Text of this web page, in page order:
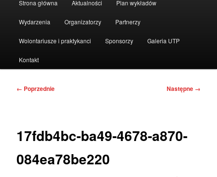
Strona główna Aktualności Plan wykładów
Wydarzenia Organizatorzy Partnerzy
Wolontariusze i praktykanci Sponsorzy Galeria UTP
Kontakt
Nawigacja
← Poprzednie Następne →
17fdb4bc-ba49-4678-a870-
084ea78be220